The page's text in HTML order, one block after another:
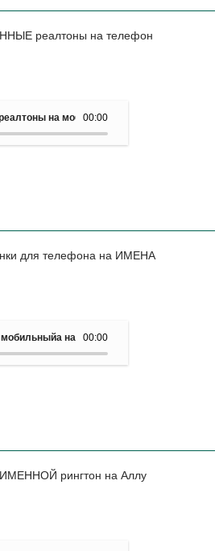
реалтоны на телефон
00:00
на мобильный - Звонок на Ларису
для телефона на ИМЕНА
00:00
на ИМЕНА - Тебе звонит Алина
рингтон на Аллу